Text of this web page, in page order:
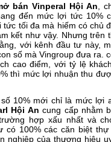
bán Vinperal Hội An ,
đến mức lợi tức 10%
tối đa mà hiếm có chủ
kết như vậy. Nhưng trên
với kênh đầu tư này,
số mà Vingroup đưa ra.
cao điểm, với tỷ lệ
thì mức lợi nhuận thu
10% mới chỉ là mức lợi
Hội An cung cấp nhằm
hợp xấu nhất và
có 100% các căn biệt
nghiệp của thương hiệu